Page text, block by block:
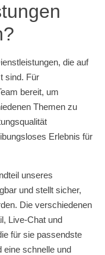
die auf
sind. Für
bereit, um
Themen zu
Erlebnis für
unseres
und stellt sicher,
Die verschiedenen
Live-Chat und
für sie passendste
eine schnelle und